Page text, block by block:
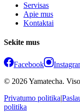
Servisas
Apie mus
Kontaktai
Sekite mus
Facebook
© 2026 Yamatecha.
Privatumo politika|
politika